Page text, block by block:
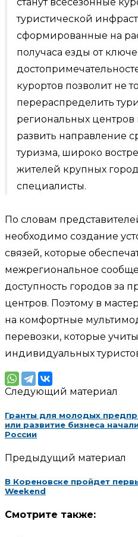
туристической
сформированные на
получаса езды от
курортов позволит не
перераспределить
региональных центров
развить направление
туризма, широко
жителей крупных
специалисты.
По словам
необходимо создание
связей, которые
межрегиональное
доступность городов за
центров. Поэтому в
на комфортные
перевозки, которые
индивидуальных
Следующий материал
Гранты для молодых
или развитие бизнеса
России
Предыдущий материал
В Кореновске пройдет
Weekend
Смотрите также: